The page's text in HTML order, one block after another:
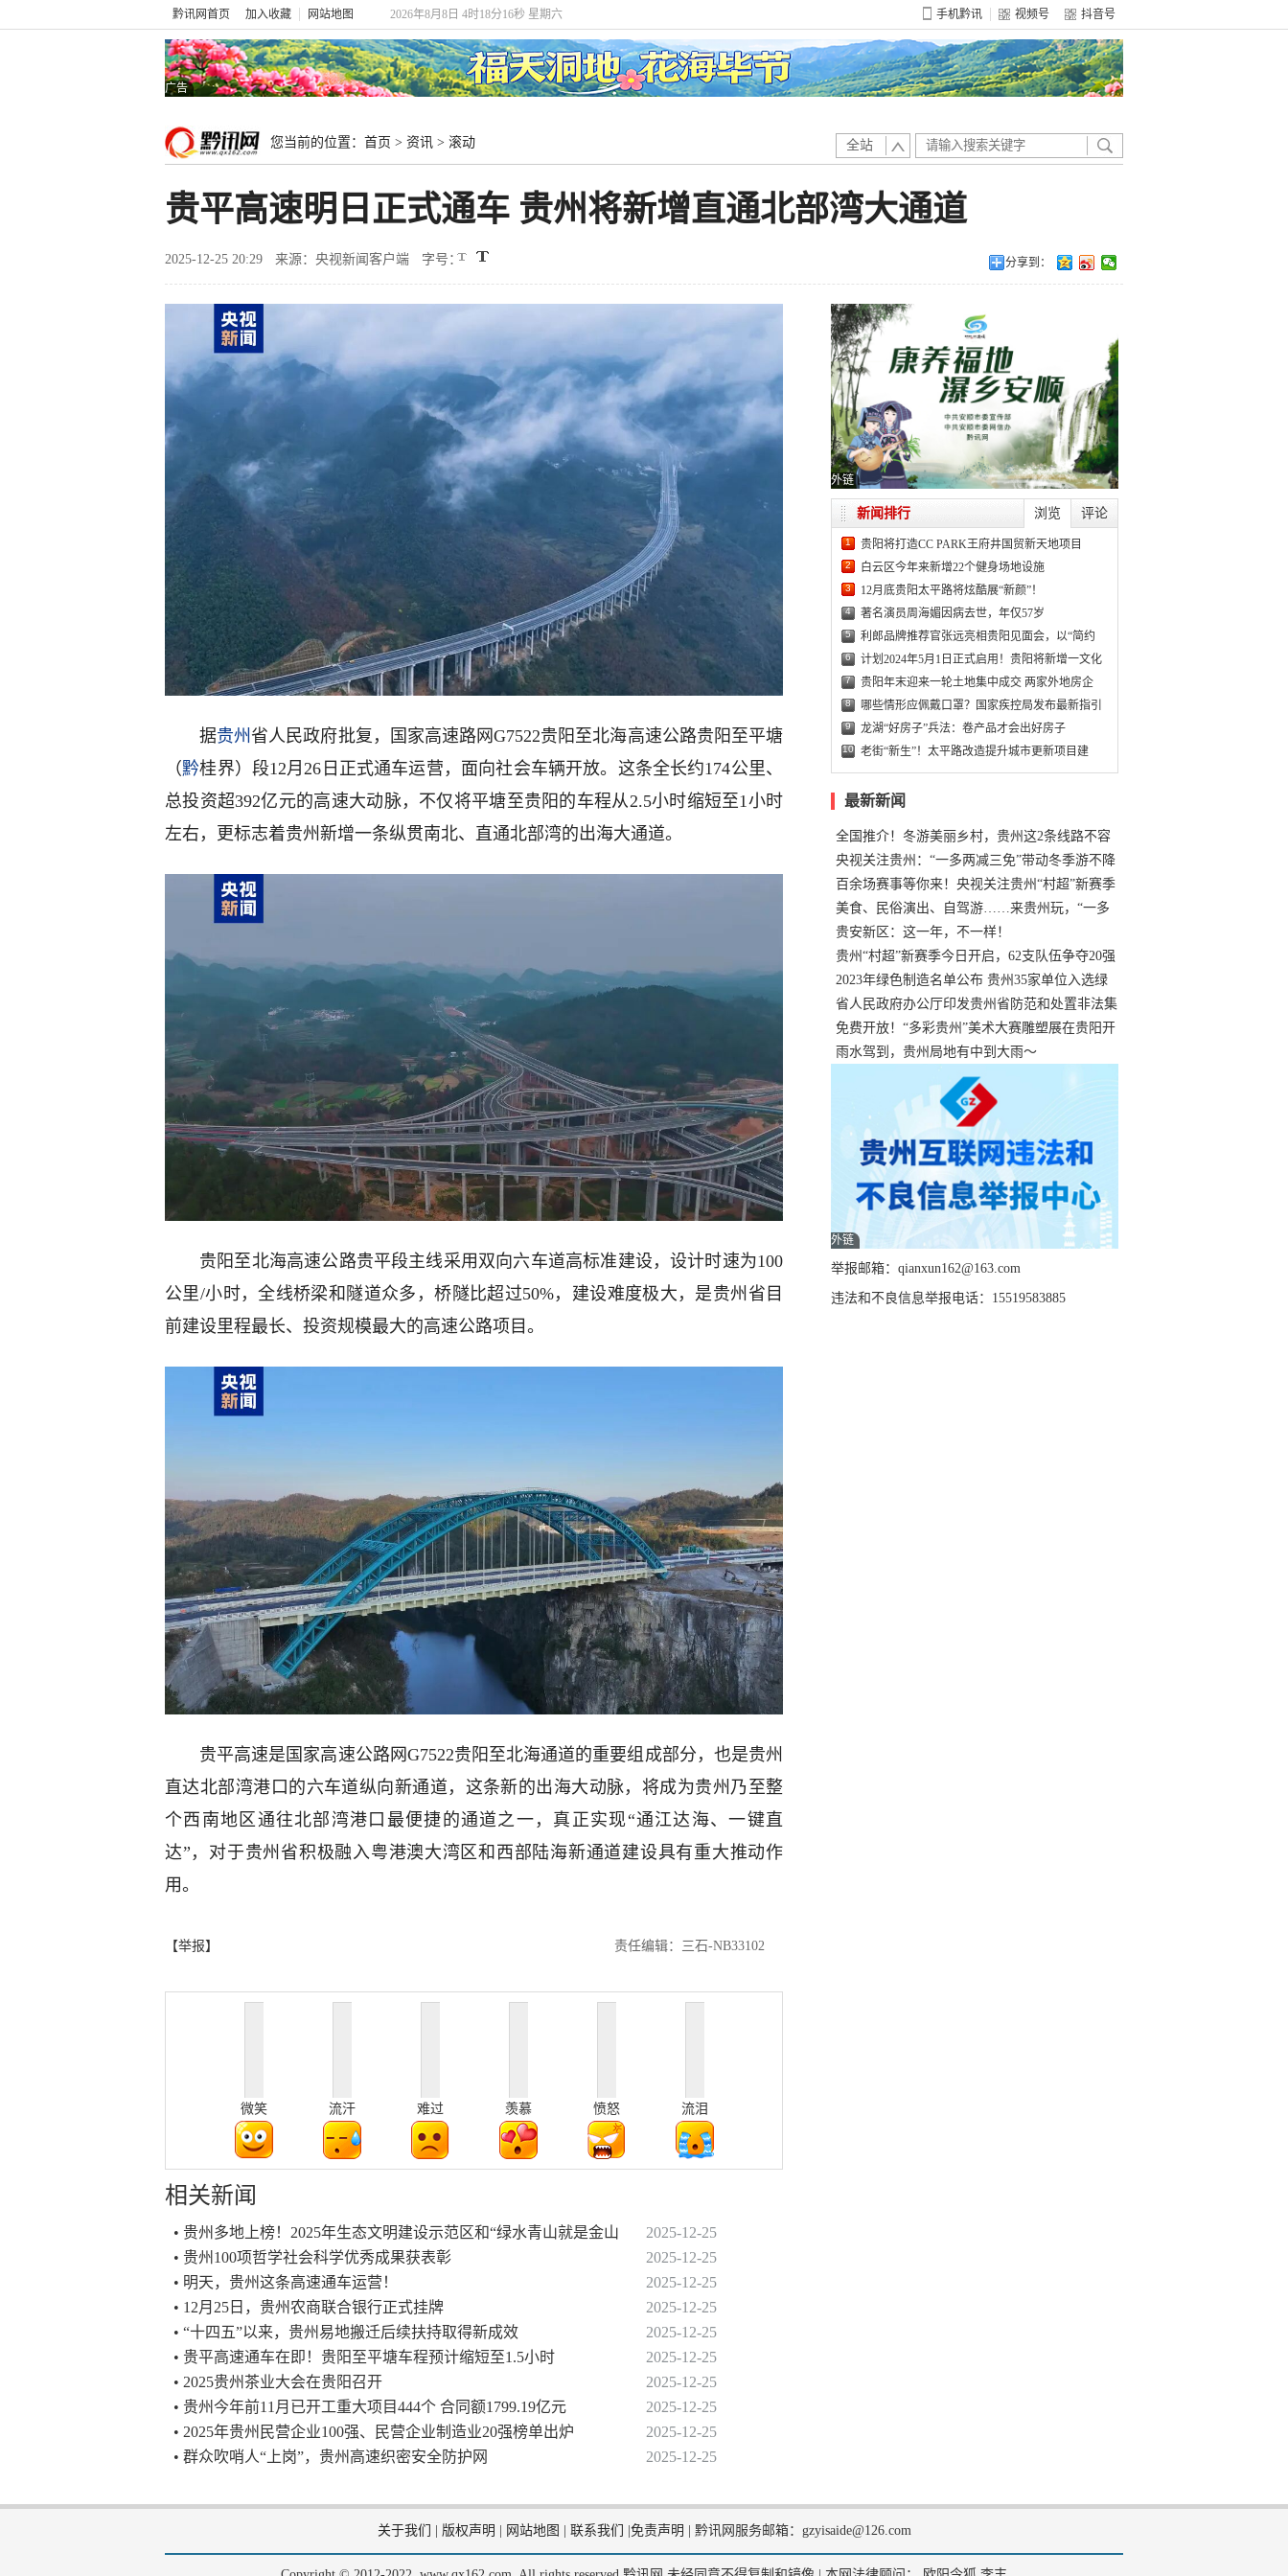
黔讯网首页 加入收藏 网站地图 2026年8月8日 4时18分17秒 星期六 手机黔讯 视频号 抖音号
广告
您当前的位置： 首页 > 资讯 > 滚动 全站
贵平高速明日正式通车 贵州将新增直通北部湾大通道
2025-12-25 20:29 来源：央视新闻客户端 字号： 分享到：
据贵州省人民政府批复，国家高速路网G7522贵阳至北海高速公路贵阳至平塘
（黔桂界）段12月26日正式通车运营，面向社会车辆开放。这条全长约174公里、
总投资超392亿元的高速大动脉，不仅将平塘至贵阳的车程从2.5小时缩短至1小时
左右，更标志着贵州新增一条纵贯南北、直通北部湾的出海大通道。
贵阳至北海高速公路贵平段主线采用双向六车道高标准建设，设计时速为100
公里/小时，全线桥梁和隧道众多，桥隧比超过50%，建设难度极大，是贵州省目
前建设里程最长、投资规模最大的高速公路项目。
贵平高速是国家高速公路网G7522贵阳至北海通道的重要组成部分，也是贵州
直达北部湾港口的六车道纵向新通道，这条新的出海大动脉，将成为贵州乃至整
个西南地区通往北部湾港口最便捷的通道之一，真正实现“通江达海、一键直
达”，对于贵州省积极融入粤港澳大湾区和西部陆海新通道建设具有重大推动作
用。
【举报】 责任编辑：三石-NB33102
微笑 流汗 难过 羡慕 愤怒 流泪
相关新闻
• 贵州多地上榜！2025年生态文明建设示范区和“绿水青山就是金山
2025-12-25
• 贵州100项哲学社会科学优秀成果获表彰
2025-12-25
• 明天，贵州这条高速通车运营！
2025-12-25
• 12月25日，贵州农商联合银行正式挂牌
2025-12-25
• “十四五”以来，贵州易地搬迁后续扶持取得新成效
2025-12-25
• 贵平高速通车在即！贵阳至平塘车程预计缩短至1.5小时
2025-12-25
• 2025贵州茶业大会在贵阳召开
2025-12-25
• 贵州今年前11月已开工重大项目444个 合同额1799.19亿元
2025-12-25
• 2025年贵州民营企业100强、民营企业制造业20强榜单出炉
2025-12-25
• 群众吹哨人“上岗”，贵州高速织密安全防护网
2025-12-25
外链
浏览 评论
新闻排行
1 贵阳将打造CC PARK王府井国贸新天地项目
2 白云区今年来新增22个健身场地设施
3 12月底贵阳太平路将炫酷展“新颜”！
4 著名演员周海媚因病去世，年仅57岁
5 利郎品牌推荐官张远亮相贵阳见面会，以“简约
6 计划2024年5月1日正式启用！贵阳将新增一文化
7 贵阳年末迎来一轮土地集中成交 两家外地房企
8 哪些情形应佩戴口罩？国家疾控局发布最新指引
9 龙湖“好房子”兵法：卷产品才会出好房子
10 老街“新生”！太平路改造提升城市更新项目建
最新新闻
全国推介！冬游美丽乡村，贵州这2条线路不容
错过
央视关注贵州：“一多两减三免”带动冬季游不降
温
百余场赛事等你来！央视关注贵州“村超”新赛季
正式“打响”
美食、民俗演出、自驾游……来贵州玩，“一多
两减三免”！
贵安新区：这一年，不一样！
贵州“村超”新赛季今日开启，62支队伍争夺20强
名额
2023年绿色制造名单公布 贵州35家单位入选绿
色工厂
省人民政府办公厅印发贵州省防范和处置非法集
资工作实施细则
免费开放！“多彩贵州”美术大赛雕塑展在贵阳开
展，持续至1月19日
雨水驾到，贵州局地有中到大雨～
外链
举报邮箱：qianxun162@163.com
违法和不良信息举报电话：15519583885
关于我们 | 版权声明 | 网站地图 | 联系我们 |免责声明 | 黔讯网服务邮箱：gzyisaide@126.com